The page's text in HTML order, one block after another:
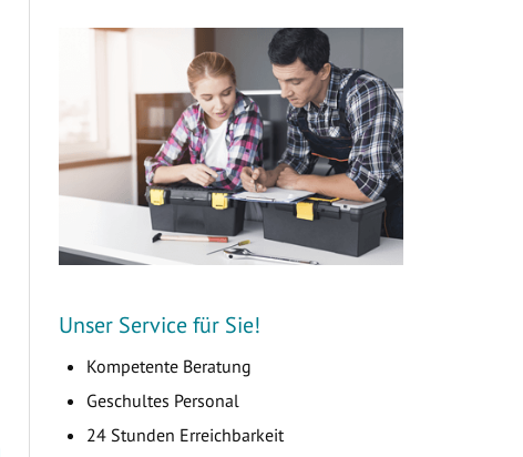
Unser Service für Sie!
Kompetente Beratung
Geschultes Personal
24 Stunden Erreichbarkeit